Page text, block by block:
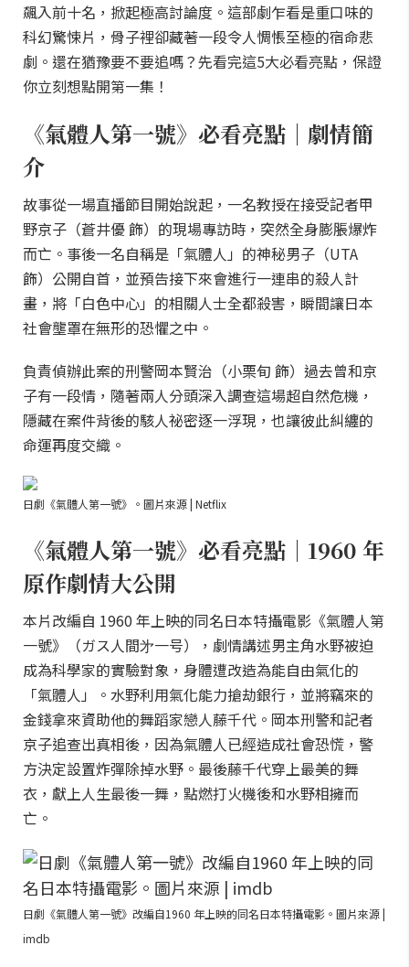
飆入前十名，掀起極高討論度。這部劇乍看是重口味的
科幻驚悚片，骨子裡卻藏著一段令人惆悵至極的宿命悲
劇。還在猶豫要不要追嗎？先看完這5大必看亮點，保證
你立刻想點開第一集！
《氣體人第一號》必看亮點｜劇情簡
介
故事從一場直播節目開始說起，一名教授在接受記者甲
野京子（蒼井優 飾）的現場專訪時，突然全身膨脹爆炸
而亡。事後一名自稱是「氣體人」的神秘男子（UTA
飾）公開自首，並預告接下來會進行一連串的殺人計
畫，將「白色中心」的相關人士全都殺害，瞬間讓日本
社會壟罩在無形的恐懼之中。
負責偵辦此案的刑警岡本賢治（小栗旬 飾）過去曾和京
子有一段情，隨著兩人分頭深入調查這場超自然危機，
隱藏在案件背後的駭人祕密逐一浮現，也讓彼此糾纏的
命運再度交織。
日劇《氣體人第一號》。圖片來源 | Netflix
《氣體人第一號》必看亮點｜1960 年
原作劇情大公開
本片改編自 1960 年上映的同名日本特攝電影《氣體人第
一號》（ガス人間㐧一号），劇情講述男主角水野被迫
成為科學家的實驗對象，身體遭改造為能自由氣化的
「氣體人」。水野利用氣化能力搶劫銀行，並將竊來的
金錢拿來資助他的舞蹈家戀人藤千代。岡本刑警和記者
京子追查出真相後，因為氣體人已經造成社會恐慌，警
方決定設置炸彈除掉水野。最後藤千代穿上最美的舞
衣，獻上人生最後一舞，點燃打火機後和水野相擁而
亡。
日劇《氣體人第一號》改編自1960 年上映的同名日本特攝電影。圖片來源 |
imdb